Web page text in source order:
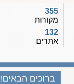
355
מקורות
132
אתרים
ברוכים הבאים!